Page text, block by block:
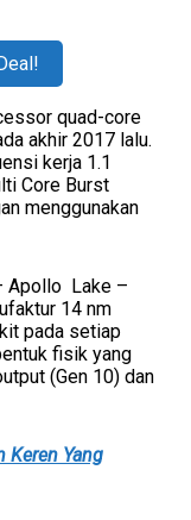
quad-core
akhir 2017 lalu.
kerja 1.1
Core Burst
menggunakan
Apollo Lake –
14 nm
pada setiap
fisik yang
(Gen 10) dan
Keren Yang